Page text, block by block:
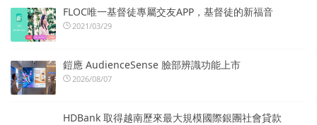
FLOC唯一基督徒專屬交友APP，基督徒的新福音
2021/03/29
鎧應 AudienceSense 臉部辨識功能上市
2026/08/07
HDBank 取得越南歷來最大規模國際銀團社會貸款